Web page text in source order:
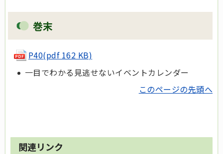
巻末
P40(pdf 162 KB)
一目でわかる見逃せないイベントカレンダー
このページの先頭へ
関連リンク